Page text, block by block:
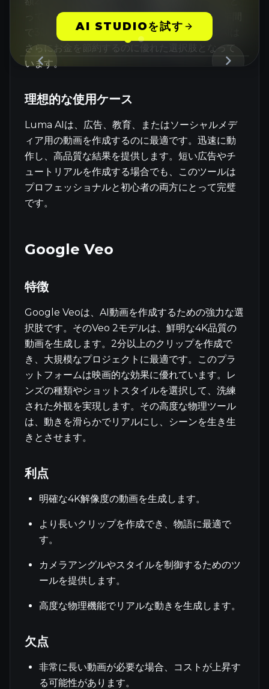
ってコストに優しいため、人気があります。2年間
で3Dモデリングの価格は15%下落し、Luma AIは
さらにお金を節約するのに優れた選択肢となって
います。
理想的な使用ケース
Luma AIは、広告、教育、またはソーシャルメデ
ィア用の動画を作成するのに最適です。迅速に動
作し、高品質な結果を提供します。短い広告やチ
ュートリアルを作成する場合でも、このツールは
プロフェッショナルと初心者の両方にとって完璧
です。
Google Veo
特徴
Google Veoは、AI動画を作成するための強力な選
択肢です。そのVeo 2モデルは、鮮明な4K品質の
動画を生成します。2分以上のクリップを作成で
き、大規模なプロジェクトに最適です。このプラ
ットフォームは映画的な効果に優れています。レ
ンズの種類やショットスタイルを選択して、洗練
された外観を実現します。その高度な物理ツール
は、動きを滑らかでリアルにし、シーンを生き生
きとさせます。
利点
明確な4K解像度の動画を生成します。
より長いクリップを作成でき、物語に最適で
す。
カメラアングルやスタイルを制御するためのツ
ールを提供します。
高度な物理機能でリアルな動きを生成します。
欠点
非常に長い動画が必要な場合、コストが上昇す
る可能性があります。
AI STUDIOを試す